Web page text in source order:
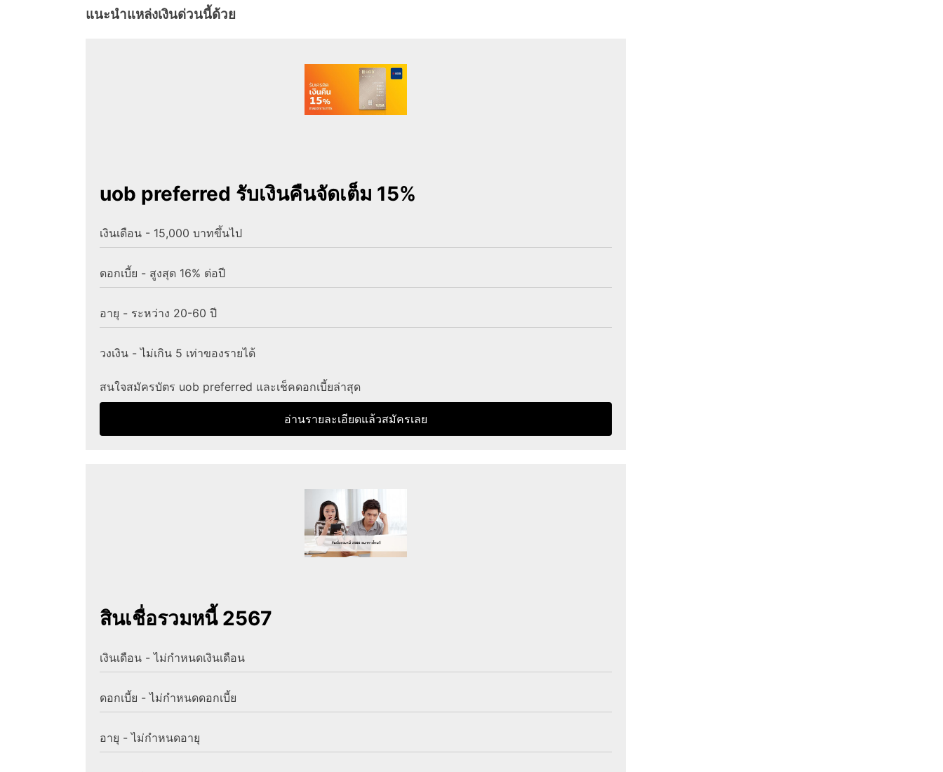
แนะนำแหล่งเงินด่วนนี้ด้วย
uob preferred รับเงินคืนจัดเต็ม 15%
เงินเดือน - 15,000 บาทขึ้นไป
ดอกเบี้ย - สูงสุด 16% ต่อปี
อายุ - ระหว่าง 20-60 ปี
วงเงิน - ไม่เกิน 5 เท่าของรายได้
สนใจสมัครบัตร uob preferred และเช็คดอกเบี้ยล่าสุด
อ่านรายละเอียดแล้วสมัครเลย
สินเชื่อรวมหนี้ 2567
เงินเดือน - ไม่กำหนดเงินเดือน
ดอกเบี้ย - ไม่กำหนดดอกเบี้ย
อายุ - ไม่กำหนดอายุ